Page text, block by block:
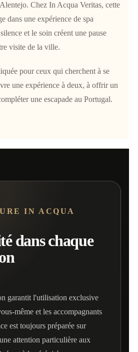
Chez In Acqua Veritas, cette
dans une expérience de spa
et le soin créent une pause
visite de la ville.
pour ceux qui cherchent à se
une expérience à deux, à offrir un
une escapade au Portugal.
IN ACQUA
dans chaque
garantit l'utilisation exclusive
même et les accompagnants
est toujours préparée sur
attention particulière aux